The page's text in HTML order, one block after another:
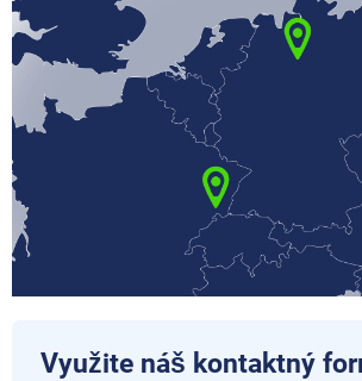
Využite náš kontaktný